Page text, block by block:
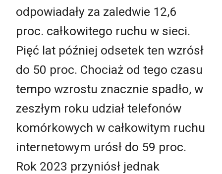
odpowiadały za zaledwie 12,6
proc. całkowitego ruchu w sieci.
Pięć lat później odsetek ten wzrósł
do 50 proc. Chociaż od tego czasu
tempo wzrostu znacznie spadło, w
zeszłym roku udział telefonów
komórkowych w całkowitym ruchu
internetowym urósł do 59 proc.
Rok 2023 przyniósł jednak